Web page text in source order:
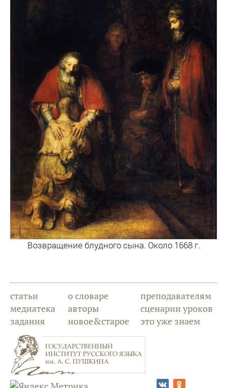
Возвращение блудного сына. Около 1668 г.
статьи
медиатека
задания
о словаре
авторы
новое&старое
преподавателям
сценарии уроков
это уже знаем